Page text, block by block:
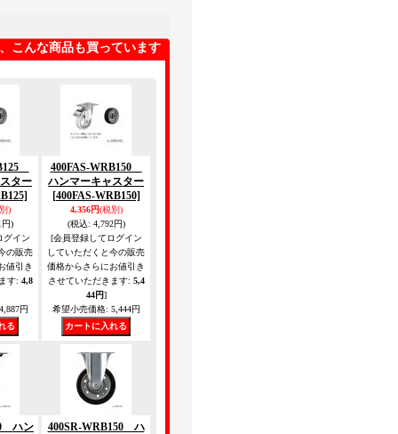
こんな商品も買っています
ター
)
)
グイン
の販売
値引き
す: 4,8
円
400FAS-WRB150
ハンマーキャスター
[400FAS-WRB150]
4,356円(税別)
(税込: 4,792円)
[会員登録してログイン
していただくと今の販売
価格からさらにお値引き
させていただきます: 5,4
44円]
希望小売価格: 5,444円
ハン
400SR-WRB150 ハ